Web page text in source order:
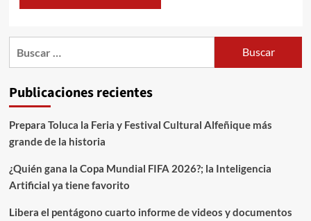
Publicaciones recientes
Prepara Toluca la Feria y Festival Cultural Alfeñique más
grande de la historia
¿Quién gana la Copa Mundial FIFA 2026?; la Inteligencia
Artificial ya tiene favorito
Libera el pentágono cuarto informe de videos y documentos